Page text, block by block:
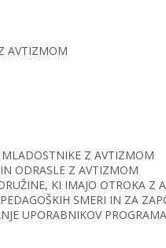
AVTIZMOM
Z AVTIZMOM
ODRASLE Z AVTIZMOM
KI IMAJO OTROKA Z
SMERI IN ZA
UPORABNIKOV